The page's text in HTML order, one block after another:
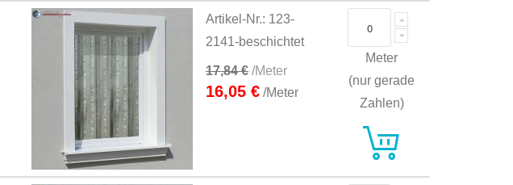
Artikel-Nr.: 123-
2141-beschichtet
17,84 € /Meter
16,05 € /Meter
Meter
(nur gerade
Zahlen)